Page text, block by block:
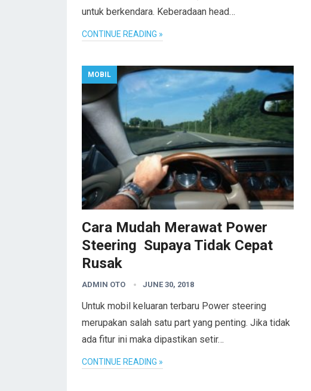
untuk berkendara. Keberadaan head…
CONTINUE READING »
MOBIL
Cara Mudah Merawat Power
Steering Supaya Tidak Cepat
Rusak
ADMIN OTO JUNE 30, 2018
Untuk mobil keluaran terbaru Power steering
merupakan salah satu part yang penting. Jika tidak
ada fitur ini maka dipastikan setir…
CONTINUE READING »